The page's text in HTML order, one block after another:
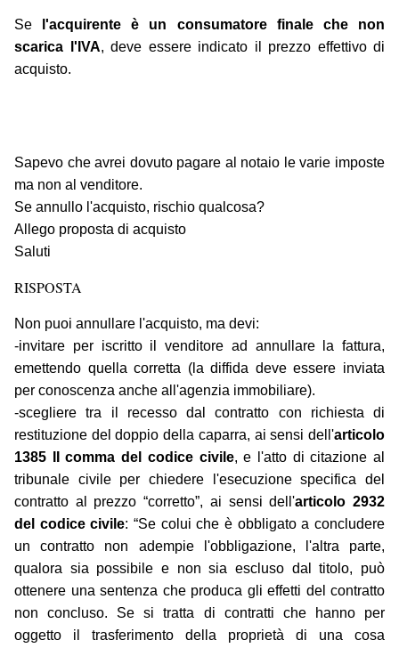
Se
l'acquirente è un consumatore finale che non
scarica l'IVA, deve essere indicato il prezzo effettivo di
acquisto.
Sapevo che avrei dovuto pagare al notaio le varie imposte
ma non al venditore.
Se annullo l'acquisto, rischio qualcosa?
Allego proposta di acquisto
Saluti
RISPOSTA
Non puoi annullare l'acquisto, ma devi:
-invitare per iscritto il venditore ad annullare la fattura,
emettendo quella corretta (la diffida deve essere inviata
per conoscenza anche all'agenzia immobiliare).
-scegliere tra il recesso dal contratto con richiesta di
restituzione del doppio della caparra, ai sensi dell'articolo
1385 II comma del codice civile, e l'atto di citazione al
tribunale civile per chiedere l'esecuzione specifica del
contratto al prezzo “corretto”, ai sensi dell'articolo 2932
del codice civile: “Se colui che è obbligato a concludere
un contratto non adempie l'obbligazione, l'altra parte,
qualora sia possibile e non sia escluso dal titolo, può
ottenere una sentenza che produca gli effetti del contratto
non concluso. Se si tratta di contratti che hanno per
oggetto il trasferimento della proprietà di una cosa